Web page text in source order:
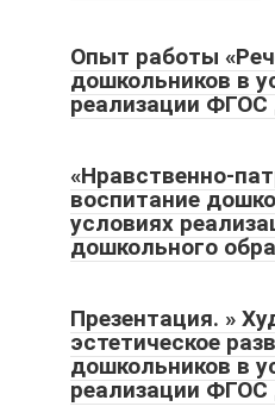
Опыт работы
дошкольников в
реализации
«Нравственно-
воспитание
условиях
дошкольного
Презентация. »
эстетическое
дошкольников в
реализации